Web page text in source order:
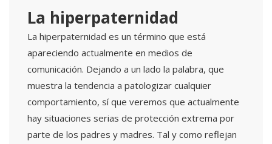
La hiperpaternidad
La hiperpaternidad es un término que está
apareciendo actualmente en medios de
comunicación. Dejando a un lado la palabra, que
muestra la tendencia a patologizar cualquier
comportamiento, sí que veremos que actualmente
hay situaciones serias de protección extrema por
parte de los padres y madres. Tal y como reflejan